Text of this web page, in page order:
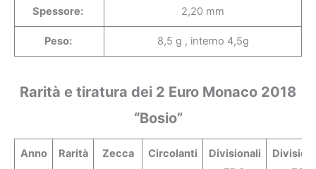
Spessore: 2,20 mm
Peso: 8,5 g , interno 4,5g
Rarità e tiratura dei 2 Euro Monaco 2018
“Bosio”
Anno Rarità Zecca Circolanti
Divisionali